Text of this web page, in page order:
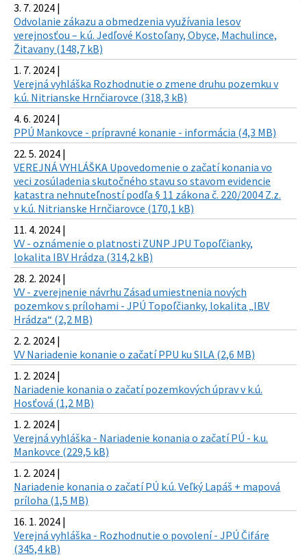
3. 7. 2024 |
Odvolanie zákazu a obmedzenia využívania lesov
verejnosťou – k.ú. Jedľové Kostoľany, Obyce, Machulince,
Žitavany (148,7 kB)
1. 7. 2024 |
Verejná vyhláška Rozhodnutie o zmene druhu pozemku v
k.ú. Nitrianske Hrnčiarovce (318,3 kB)
4. 6. 2024 |
PPÚ Mankovce - prípravné konanie - informácia (4,3 MB)
22. 5. 2024 |
VEREJNÁ VYHLÁŠKA Upovedomenie o začatí konania vo
veci zosúladenia skutočného stavu so stavom evidencie
katastra nehnuteľností podľa § 11 zákona č. 220/2004 Z.z.
v k.ú. Nitrianske Hrnčiarovce (170,1 kB)
11. 4. 2024 |
VV - oznámenie o platnosti ZUNP JPU Topoľčianky,
lokalita IBV Hrádza (314,2 kB)
28. 2. 2024 |
VV - zverejnenie návrhu Zásad umiestnenia nových
pozemkov s prílohami - JPÚ Topoľčianky, lokalita „IBV
Hrádza“ (2,2 MB)
2. 2. 2024 |
VV Nariadenie konanie o začatí PPU ku SILA (2,6 MB)
1. 2. 2024 |
Nariadenie konania o začatí pozemkových úprav v k.ú.
Hosťová (1,2 MB)
1. 2. 2024 |
Verejná vyhláška - Nariadenie konania o začatí PÚ - k.u.
Mankovce (229,5 kB)
1. 2. 2024 |
Nariadenie konania o začatí PÚ k.ú. Veľký Lapáš + mapová
príloha (1,5 MB)
16. 1. 2024 |
Verejná vyhláška - Rozhodnutie o povolení - JPÚ Čifáre
(345,4 kB)